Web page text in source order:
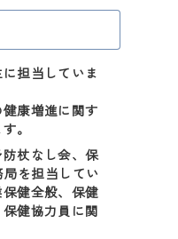
担当していま
康増進に関す
。
杖なし会、保
を担当してい
健全般、保健
健協力員に関